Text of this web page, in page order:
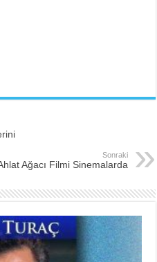
Sonraki
Ağacı Filmi Sinemalarda